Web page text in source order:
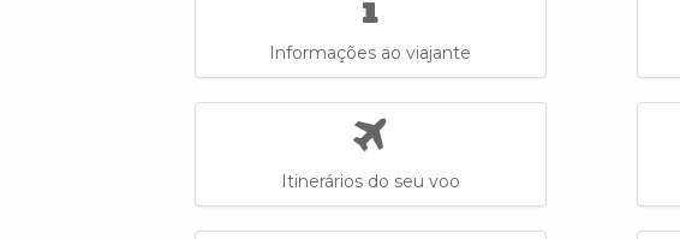
Informações ao viajante
Itinerários do seu voo